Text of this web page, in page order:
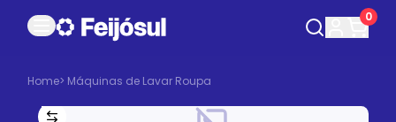
0
Home> Máquinas de Lavar Roupa